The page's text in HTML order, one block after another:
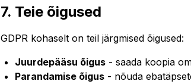
7. Teie õigused
GDPR kohaselt on teil järgmised õigused:
Juurdepääsu õigus - saada koopia
Parandamise õigus - nõuda